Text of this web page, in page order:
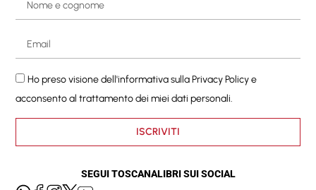
Ho preso visione dell'informativa sullaPrivacy Policye
acconsento al trattamento dei miei dati personali.
ISCRIVITI
SEGUI TOSCANALIBRI SUI SOCIAL